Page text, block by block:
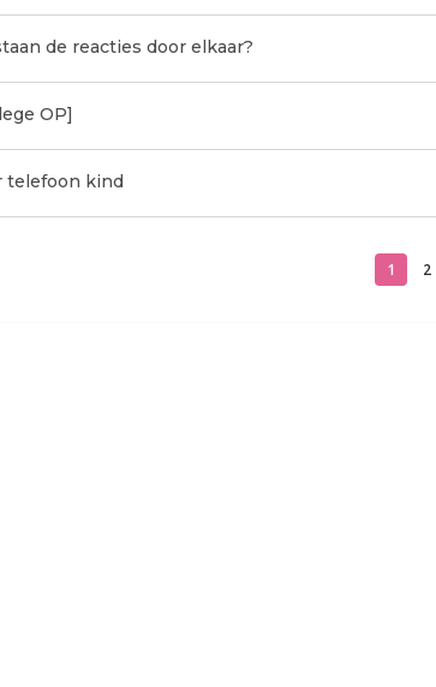
de reacties door elkaar?
OP]
telefoon kind
1 2